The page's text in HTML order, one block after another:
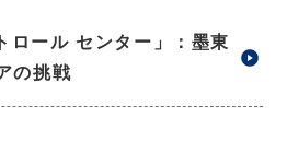
ロール センター」：墨東
の挑戦